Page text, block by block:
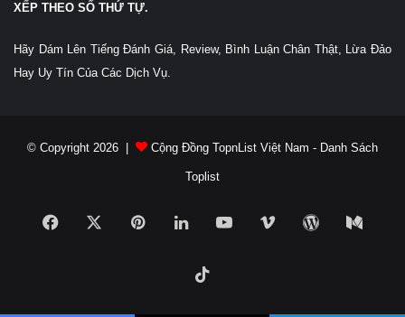
XẾP THEO SỐ THỨ TỰ.
Hãy Dám Lên Tiếng Đánh Giá, Review, Bình Luận Chân Thật, Lừa Đảo
Hay Uy Tín Của Các Dịch Vụ.
© Copyright 2026 | Cộng Đồng TopnList Việt Nam - Danh Sách
Toplist
Facebook PinterestLinkedInYouTubeVimeo WordPress